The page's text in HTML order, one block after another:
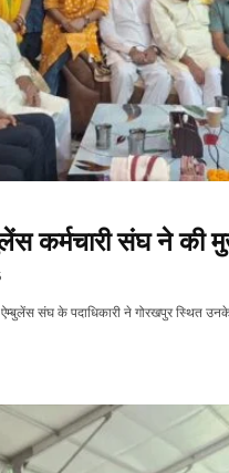
कर्मचारी संघ ने की
ऐम्बुलेंस संघ के पदाधिकारी ने गोरखपुर स्थित